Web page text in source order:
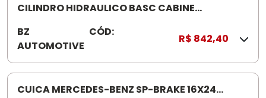
CILINDRO HIDRAULICO BASC CABINE
BZ
AUTOMOTIVE
CÓD:
7
6
R$ 842,40
CUICA MERCEDES-BENZ SP-BRAKE 16X24